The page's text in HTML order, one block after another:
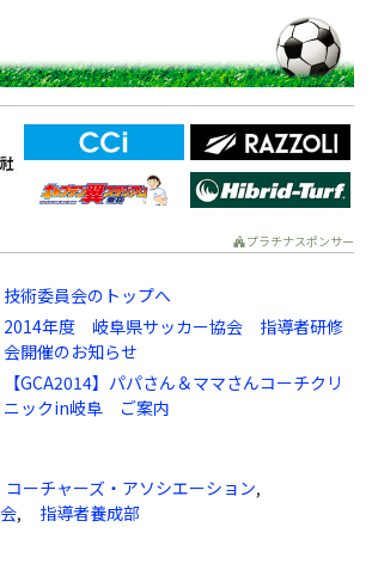
プラチナスポンサー
技術委員会のトップへ
2014年度 岐阜県サッカー協会 指導者研修
会開催のお知らせ
【GCA2014】パパさん＆ママさんコーチクリ
ニックin岐阜 ご案内
コーチャーズ・アソシエーション,
, 指導者養成部